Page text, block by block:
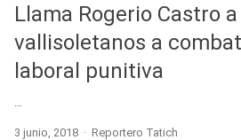
Llama Rogerio Castro
vallisoletanos a
laboral punitiva
3 junio, 2018 Author
Reportero Tatich